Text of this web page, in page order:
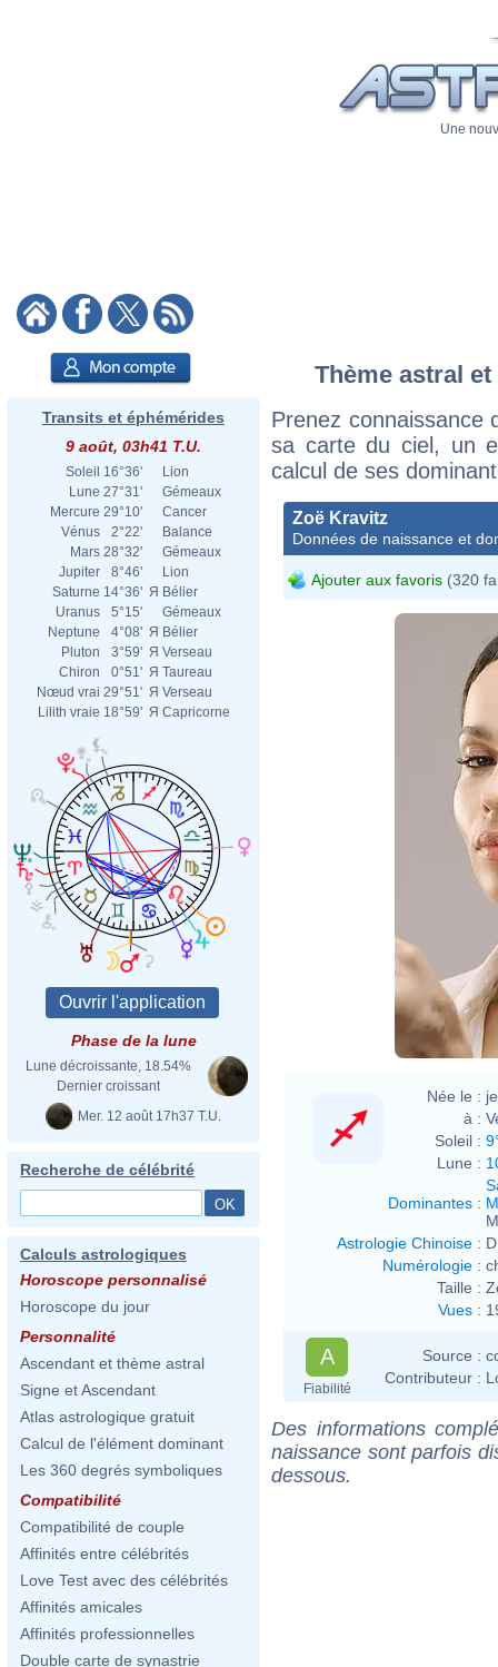
Une
Transits et éphémérides
9 août, 03h41 T.U.
Soleil 16°36'
Lion
Lune 27°31'
Gémeaux
Mercure 29°10'
Cancer
Vénus
2°22'
Balance
Mars 28°32'
Gémeaux
Jupiter
8°46'
Lion
Saturne 14°36' Я Bélier
Uranus
5°15'
Gémeaux
Neptune
4°08' Я Bélier
Pluton
3°59' Я Verseau
Chiron
0°51' Я Taureau
Nœud vrai 29°51' Я Verseau
Lilith vraie 18°59' Я Capricorne
Phase de la lune
Lune décroissante, 18.54%
Dernier croissant
Mer. 12 août 17h37 T.U.
Recherche de célébrité
Calculs astrologiques
Horoscope personnalisé
Horoscope du jour
Personnalité
Ascendant et thème astral
Signe et Ascendant
Atlas astrologique gratuit
Calcul de l'élément dominant
Les 360 degrés symboliques
Compatibilité
Compatibilité de couple
Affinités entre célébrités
Love Test avec des célébrités
Affinités amicales
Affinités professionnelles
Double carte de synastrie
Thème astral
Prenez connaissance
sa carte du ciel, un
calcul de ses
Zoë Kravitz
Données de naissance et
Ajouter aux favoris (320
Née le :
à :
Soleil :
Lune :
Dominantes :
Astrologie Chinoise :
Numérologie :
Taille :
Vues :
A
Fiabilité
Source :
Contributeur :
Des informations
naissance sont parfois
dessous.